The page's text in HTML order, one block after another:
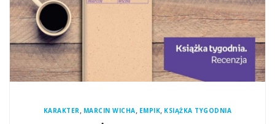
KARAKTER, MARCIN WICHA, EMPIK, KSIĄŻKA TYGODNIA